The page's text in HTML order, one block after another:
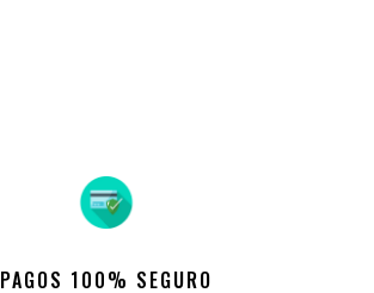
PAGOS 100% SEGURO